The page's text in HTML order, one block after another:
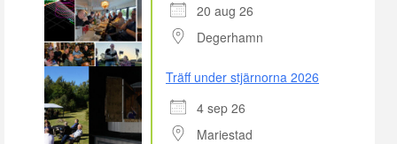
20 aug 26
Degerhamn
Träff under stjärnorna 2026
4 sep 26
Mariestad